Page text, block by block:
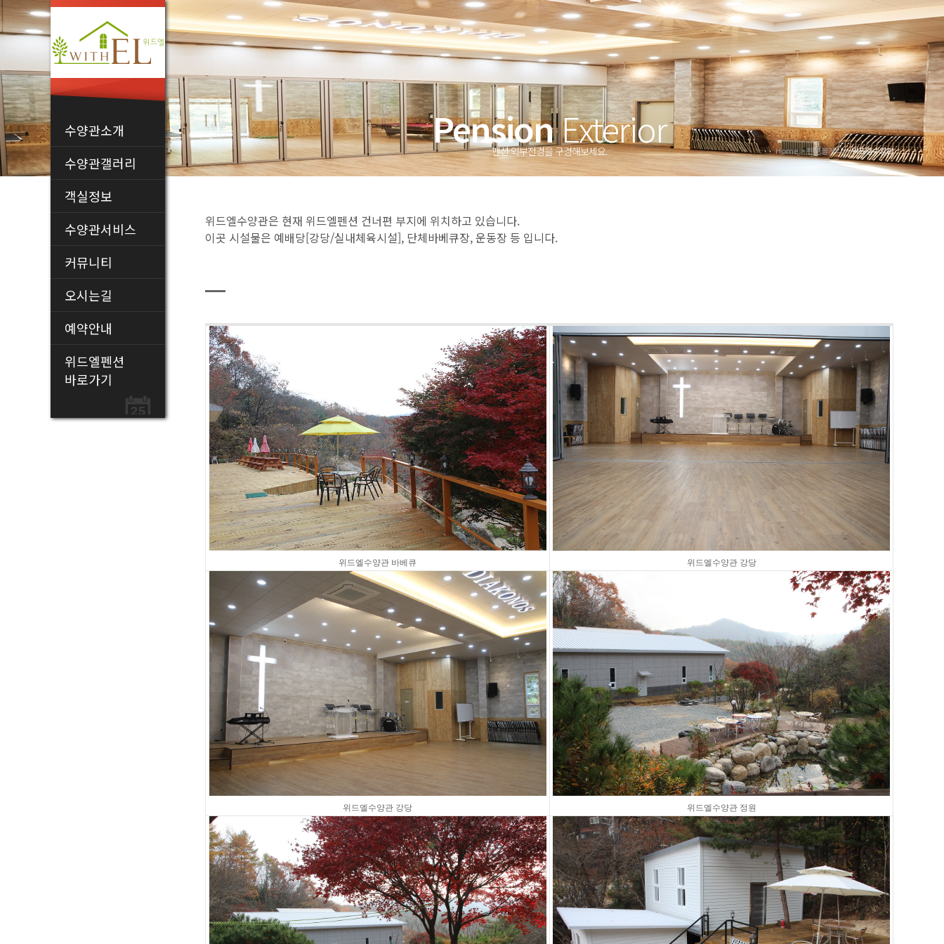
수양관소개
수양관소개
수양관갤러리
객실정보
수양관서비스
커뮤니티
공지사항
문의하기
오시는길
예약안내
단체 이용안내
위드엘펜션
바로가기
PensionExterior
펜션 외부전경을 구경해보세요. Home > 펜션볼거리 >위드엘수양관
위드엘수양관은 현재 위드엘펜션 건너편 부지에 위치하고 있습니다.
이곳 시설물은 예배당[강당/실내체육시설], 단체바베큐장, 운동장 등 입니다.
위드엘수양관 바베큐 위드엘수양관 강당
위드엘수양관 강당 위드엘수양관 정원